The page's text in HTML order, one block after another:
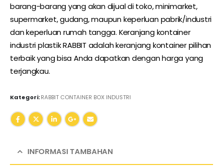
barang-barang yang akan dijual di toko, minimarket,
supermarket, gudang, maupun keperluan pabrik/industri
dan keperluan rumah tangga. Keranjang kontainer
industri plastik RABBIT adalah keranjang kontainer pilihan
terbaik yang bisa Anda dapatkan dengan harga yang
terjangkau.
Kategori:RABBIT CONTAINER BOX INDUSTRI
INFORMASI TAMBAHAN